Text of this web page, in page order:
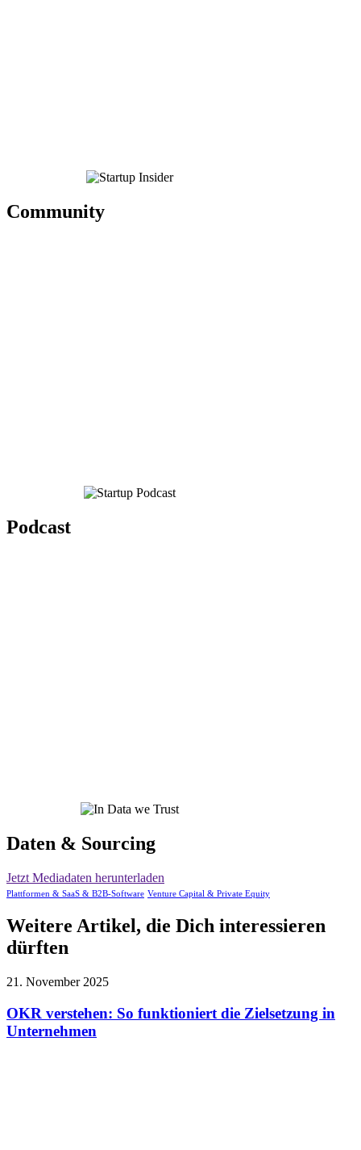
Community
Podcast
Daten & Sourcing
Jetzt Mediadaten herunterladen
Plattformen & SaaS & B2B-Software Venture Capital & Private Equity
Weitere Artikel, die Dich interessieren
dürften
21. November 2025
OKR verstehen: So funktioniert die Zielsetzung in
Unternehmen